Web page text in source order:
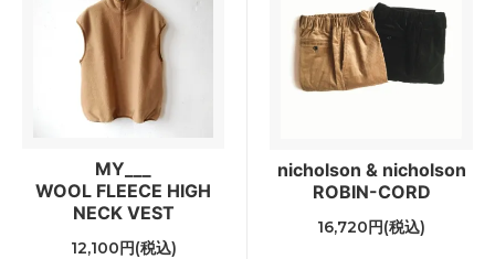
MY___
WOOL FLEECE HIGH
NECK VEST
12,100円(税込)
nicholson & nicholson
ROBIN-CORD
16,720円(税込)